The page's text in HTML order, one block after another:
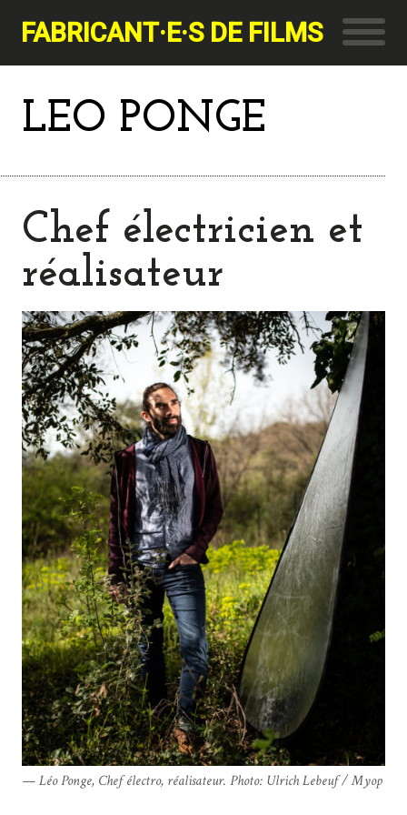
FABRICANT·E·S DE FILMS
LEO PONGE
Chef électricien et
réalisateur
Léo Ponge, Chef électro, réalisateur. Photo: Ulrich Lebeuf / Myop